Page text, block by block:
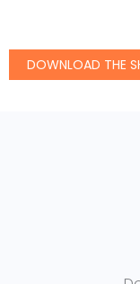
DOWNLOAD THE